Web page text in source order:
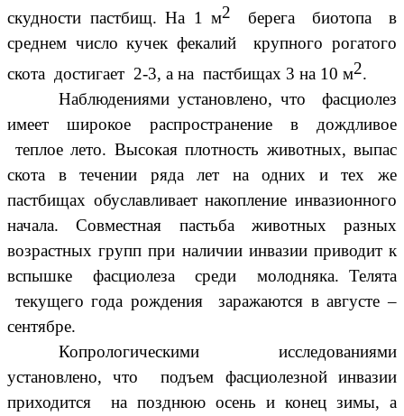
скудности пастбищ. На 1 м2
берега биотопа в
среднем число кучек фекалий крупного рогатого
скота достигает 2-3, а на пастбищах 3 на 10 м2.
Наблюдениями установлено, что фасциолез
имеет широкое распространение в дождливое
теплое лето. Высокая плотность животных, выпас
скота в течении ряда лет на одних и тех же
пастбищах обуславливает накопление инвазионного
начала. Совместная пастьба животных разных
возрастных групп при наличии инвазии приводит к
вспышке фасциолеза среди молодняка. Телята
текущего года рождения заражаются в августе –
сентябре.
Копрологическими исследованиями
установлено, что подъем фасциолезной инвазии
приходится на позднюю осень и конец зимы, а